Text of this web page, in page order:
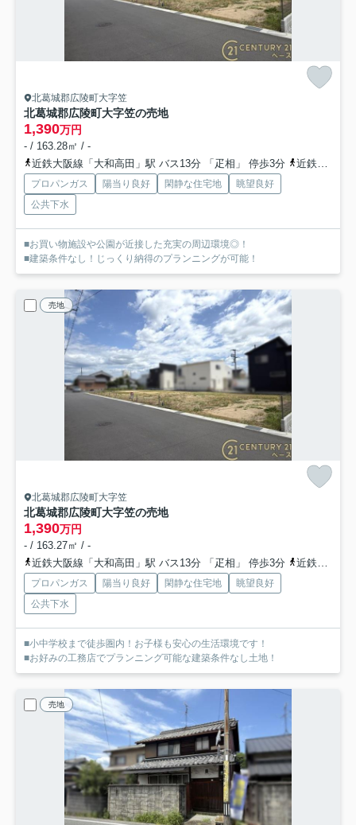
北葛城郡広陵町大字笠
北葛城郡広陵町大字笠の売地
1,390万円
- / 163.28㎡ / -
近鉄大阪線「大和高田」駅 バス13分 「疋相」 停歩3分
近鉄大阪線「築山」駅 徒歩34分
プロパンガス 陽当り良好 閑静な住宅地
眺望良好
公共下水
■お買い物施設や公園が近接した充実の周辺環境◎！
■建築条件なし！じっくり納得のプランニングが可能！
売地
北葛城郡広陵町大字笠
北葛城郡広陵町大字笠の売地
1,390万円
- / 163.27㎡ / -
近鉄大阪線「大和高田」駅 バス13分 「疋相」 停歩3分
近鉄大阪線「築山」駅 徒歩34分
プロパンガス 陽当り良好 閑静な住宅地
眺望良好
公共下水
■小中学校まで徒歩圏内！お子様も安心の生活環境です！
■お好みの工務店でプランニング可能な建築条件なし土地！
売地